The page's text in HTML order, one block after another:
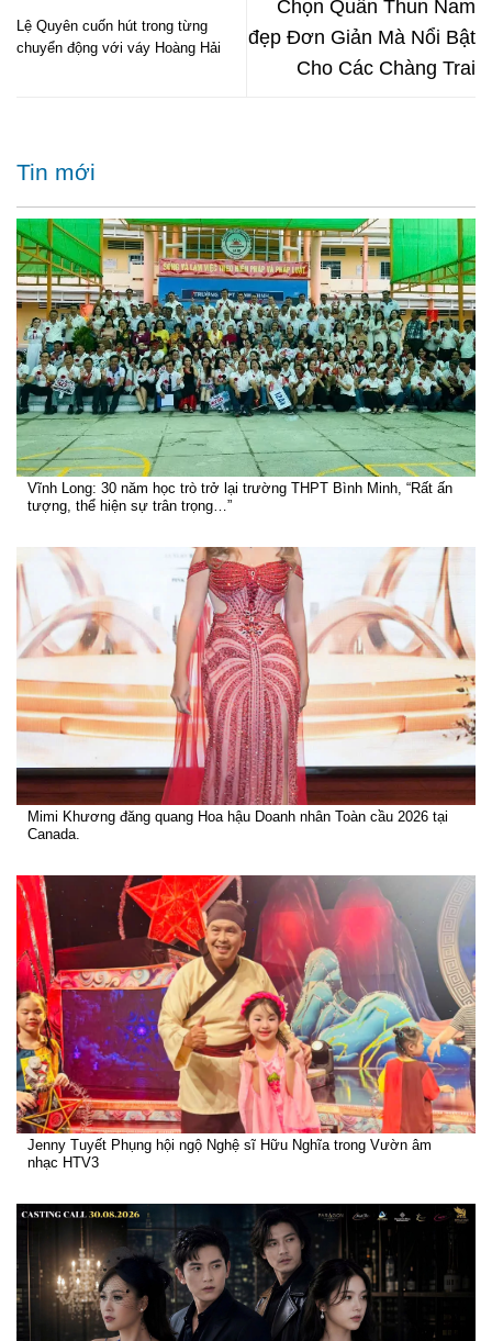
Lệ Quyên cuốn hút trong từng
chuyển động với váy Hoàng Hải
Chọn Quần Thun Nam
đẹp Đơn Giản Mà Nổi Bật
Cho Các Chàng Trai
Tin mới
Vĩnh Long: 30 năm học trò trở lại trường THPT Bình Minh, “Rất ấn
tượng, thể hiện sự trân trọng…”
Mimi Khương đăng quang Hoa hậu Doanh nhân Toàn cầu 2026 tại
Canada.
Jenny Tuyết Phụng hội ngộ Nghệ sĩ Hữu Nghĩa trong Vườn âm
nhạc HTV3